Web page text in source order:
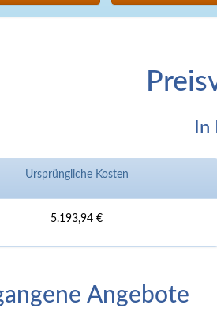
Ursprüngliche Kosten
5.193,94 €
Angebote